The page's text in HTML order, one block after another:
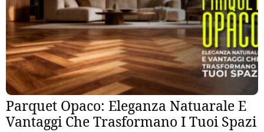
Parquet Opaco: Eleganza Natuarale E
Vantaggi Che Trasformano I Tuoi Spazi